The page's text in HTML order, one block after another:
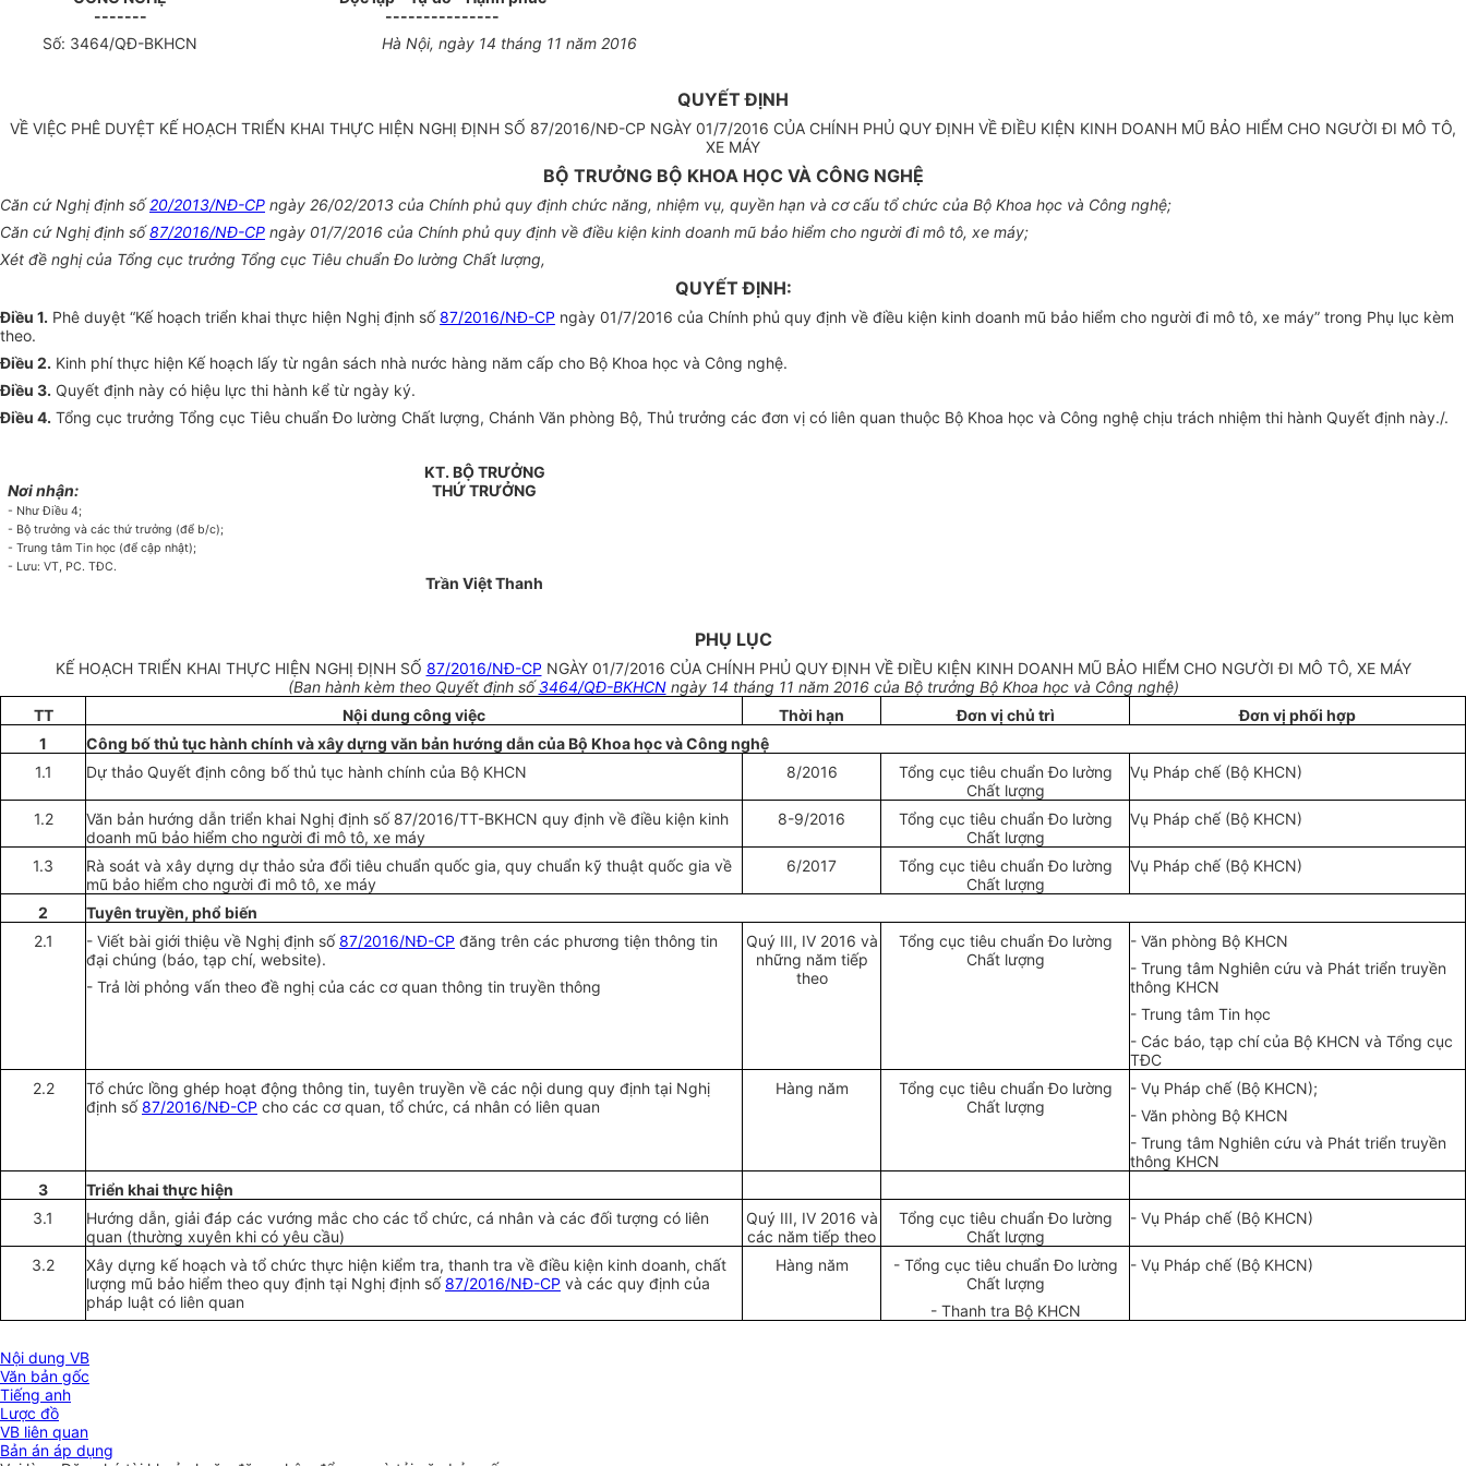
-------
---------------
Số: 3464/QĐ-BKHCN Hà Nội, ngày 14 tháng 11 năm 2016
QUYẾT ĐỊNH
VỀ VIỆC PHÊ DUYỆT KẾ HOẠCH TRIỂN KHAI THỰC HIỆN NGHỊ ĐỊNH SỐ 87/2016/NĐ-CP NGÀY 01/7/2016 CỦA CHÍNH PHỦ QUY ĐỊNH VỀ ĐIỀU KIỆN KINH DOANH MŨ BẢO HIỂM CHO NGƯỜI ĐI MÔ TÔ,
XE MÁY
BỘ TRƯỞNG BỘ KHOA HỌC VÀ CÔNG NGHỆ
Căn cứ Nghị định số20/2013/NĐ-CP ngày 26/02/2013 của Chính phủ quy định chức năng, nhiệm vụ, quyền hạn và cơ cấu tổ chức của Bộ Khoa học và Công nghệ;
Căn cứ Nghị định số87/2016/NĐ-CP ngày 01/7/2016 của Chính phủ quy định về điều kiện kinh doanh mũ bảo hiểm cho người đi mô tô, xe máy;
Xét đề nghị của Tổng cục trưởng Tổng cục Tiêu chuẩn Đo lường Chất lượng,
QUYẾT ĐỊNH:
Điều 1. Phê duyệt “Kế hoạch triển khai thực hiện Nghị định số87/2016/NĐ-CP ngày 01/7/2016 của Chính phủ quy định về điều kiện kinh doanh mũ bảo hiểm cho người đi mô tô, xe máy” trong Phụ lục kèm
theo.
Điều 2. Kinh phí thực hiện Kế hoạch lấy từ ngân sách nhà nước hàng năm cấp cho Bộ Khoa học và Công nghệ.
Điều 3. Quyết định này có hiệu lực thi hành kể từ ngày ký.
Điều 4. Tổng cục trưởng Tổng cục Tiêu chuẩn Đo lường Chất lượng, Chánh Văn phòng Bộ, Thủ trưởng các đơn vị có liên quan thuộc Bộ Khoa học và Công nghệ chịu trách nhiệm thi hành Quyết định này./.
Nơi nhận:
- Như Điều 4;
- Bộ trưởng và cácthứtrưởng (để b/c);
- Trungtâm Tin học (để cập nhật);
- Lưu: VT, PC. TĐC.
KT. BỘ TRƯỞNG
THỨ TRƯỞNG
Trần Việt Thanh
PHỤ LỤC
KẾ HOẠCH TRIỂN KHAI THỰC HIỆN NGHỊ ĐỊNH SỐ 87/2016/NĐ-CP NGÀY 01/7/2016 CỦA CHÍNH PHỦ QUY ĐỊNH VỀ ĐIỀU KIỆN KINH DOANH MŨ BẢO HIỂM CHO NGƯỜI ĐI MÔ TÔ, XE MÁY
(Ban hành kèm theo Quyết định số3464/QĐ-BKHCNngày 14 tháng 11 năm 2016 của Bộ trưởng Bộ Khoa học và Công nghệ)
TT
Nội dung công việc Thời hạn Đơn vị chủ trì
Đơn vị phối hợp
1
Công bố thủ tục hành chính và xây dựng văn bản hướng dẫn của Bộ Khoa học và Công nghệ
1.1
Dự thảo Quyết định công bố thủ tục hành chính của Bộ KHCN 8/2016
Tổng cục tiêu chuẩn Đo lường
Chất lượng
Vụ Pháp chế (Bộ KHCN)
1.2
Văn bản hướng dẫn triển khai Nghị định số 87/2016/TT-BKHCN quy định về điều kiện kinh
doanh mũ bảo hiểm cho người đi mô tô, xe máy
8-9/2016
Tổng cục tiêu chuẩn Đo lường
Chất lượng
Vụ Pháp chế (Bộ KHCN)
1.3
Rà soát và xây dựng dự thảo sửa đổi tiêu chuẩn quốc gia, quy chuẩn kỹ thuật quốc gia về
mũ bảo hiểm cho người đi mô tô, xe máy
6/2017
Tổng cục tiêu chuẩn Đo lường
Chất lượng
Vụ Pháp chế (Bộ KHCN)
2
Tuyên truyền, phổ biến
2.1
- Viết bài giới thiệu về Nghị định số87/2016/NĐ-CP đăng trên các phương tiện thông tin
đại chúng (báo, tạp chí, website).
- Trả lời phỏng vấn theo đề nghị của các cơ quan thông tin truyền thông
Quý III, IV 2016 và
những năm tiếp
theo
Tổng cục tiêu chuẩn Đo lường
Chất lượng
- Văn phòng Bộ KHCN
- Trung tâm Nghiên cứu và Phát triển truyền
thông KHCN
- Trung tâm Tin học
- Các báo, tạp chí của Bộ KHCN và Tổng cục
TĐC
2.2
Tổ chức lồng ghép hoạt động thông tin, tuyên truyền về các nội dung quy định tại Nghị
định số87/2016/NĐ-CP cho các cơ quan, tổ chức, cá nhân có liên quan
Hàng năm
Tổng cục tiêu chuẩn Đo lường
Chất lượng
- Vụ Pháp chế (Bộ KHCN);
- Văn phòng Bộ KHCN
- Trung tâm Nghiên cứu và Phát triển truyền
thông KHCN
3
Triển khai thực hiện
3.1
Hướng dẫn, giải đáp các vướng mắc cho các tổ chức, cá nhân và các đối tượng có liên
quan (thường xuyên khi có yêu cầu)
Quý III, IV 2016 và
các năm tiếp theo
Tổng cục tiêu chuẩn Đo lường
Chất lượng
- Vụ Pháp chế (Bộ KHCN)
3.2
Xây dựng kế hoạch và tổ chức thực hiện kiểm tra, thanh tra về điều kiện kinh doanh, chất
lượng mũ bảo hiểm theo quy định tại Nghị định số87/2016/NĐ-CP và các quy định của
pháp luật có liên quan
Hàng năm
- Tổng cục tiêu chuẩn Đo lường
Chất lượng
- Thanh tra Bộ KHCN
- Vụ Pháp chế (Bộ KHCN)
Nội dung VB
Văn bản gốc
Tiếng anh
Lược đồ
VB liên quan
Bản án áp dụng